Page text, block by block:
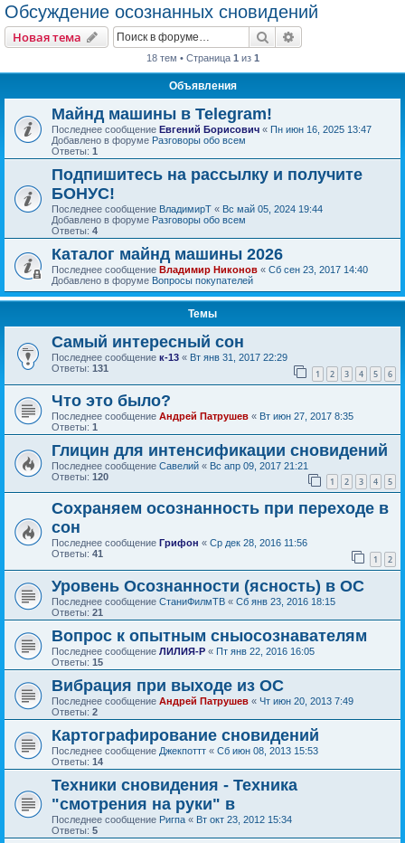
Обсуждение осознанных сновидений
Новая тема Поиск
18 тем • Страница 1 из 1
Объявления
Майнд машины в Telegram!
Последнее сообщение Евгений Борисович « Пн июн 16, 2025 13:47
Добавлено в форуме Разговоры обо всем
Ответы: 1
Подпишитесь на рассылку и получите
БОНУС!
Последнее сообщение ВладимирТ « Вс май 05, 2024 19:44
Добавлено в форуме Разговоры обо всем
Ответы: 4
Каталог майнд машины 2026
Последнее сообщение Владимир Никонов « Сб сен 23, 2017 14:40
Добавлено в форуме Вопросы покупателей
Темы
Самый интересный сон
Последнее сообщение к-13 « Вт янв 31, 2017 22:29
Ответы: 131 1 2 3 4 5 6
Что это было?
Последнее сообщение Андрей Патрушев « Вт июн 27, 2017 8:35
Ответы: 1
Глицин для интенсификации сновидений
Последнее сообщение Савелий « Вс апр 09, 2017 21:21
Ответы: 120 1 2 3 4 5
Сохраняем осознанность при переходе в
сон
Последнее сообщение Грифон « Ср дек 28, 2016 11:56
Ответы: 41 1 2
Уровень Осознанности (ясность) в ОС
Последнее сообщение СтаниФилмТВ « Сб янв 23, 2016 18:15
Ответы: 21
Вопрос к опытным сныосознавателям
Последнее сообщение ЛИЛИЯ-Р « Пт янв 22, 2016 16:05
Ответы: 15
Вибрация при выходе из ОС
Последнее сообщение Андрей Патрушев « Чт июн 20, 2013 7:49
Ответы: 2
Картографирование сновидений
Последнее сообщение Джекпоттт « Сб июн 08, 2013 15:53
Ответы: 14
Техники сновидения - Техника
"смотрения на руки" в
Последнее сообщение Ригпа « Вт окт 23, 2012 15:34
Ответы: 5